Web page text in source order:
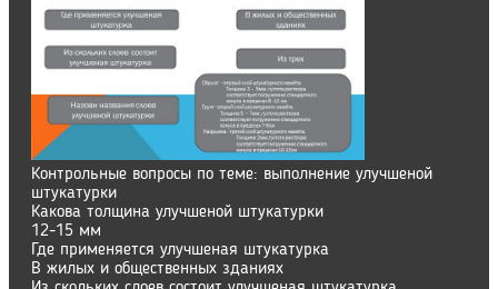
Контрольные вопросы по теме: выполнение улучшеной
штукатурки
Какова толщина улучшеной штукатурки
12-15 мм
Где применяется улучшеная штукатурка
В жилых и общественных зданиях